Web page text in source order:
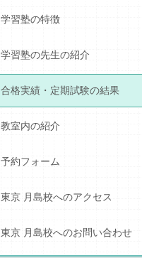
学習塾の特徴
学習塾の先生の紹介
合格実績・定期試験の結果
教室内の紹介
予約フォーム
東京 月島校へのアクセス
東京 月島校へのお問い合わせ